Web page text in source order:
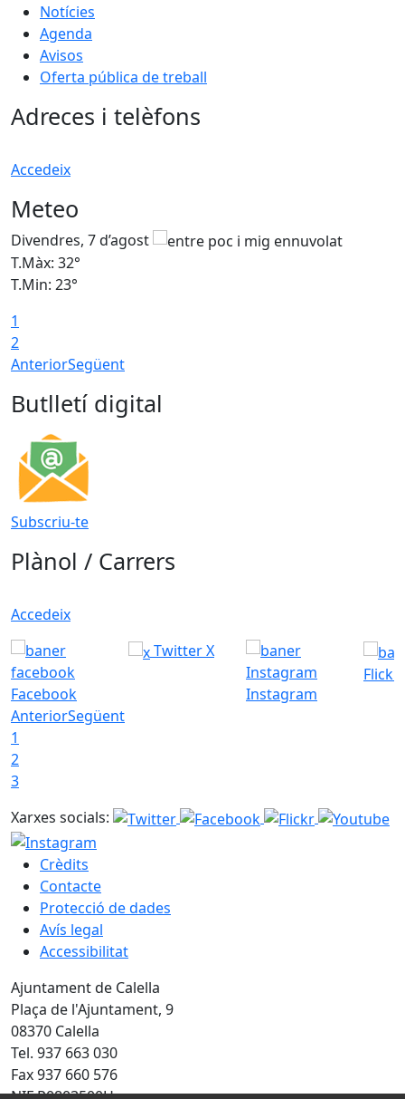
Notícies
Agenda
Avisos
Oferta pública de treball
Adreces i telèfons
Accedeix
Meteo
Divendres, 7 d’agost
T.Màx: 32°
T.Min: 23°
1
2
AnteriorSegüent
Butlletí digital
Subscriu-te
Plànol / Carrers
Accedeix
Facebook
Twitter X
Instagram
Flickr
AnteriorSegüent
1
2
3
Xarxes socials:
Crèdits
Contacte
Protecció de dades
Avís legal
Accessibilitat
Ajuntament de Calella
Plaça de l'Ajuntament, 9
08370 Calella
Tel. 937 663 030
Fax 937 660 576